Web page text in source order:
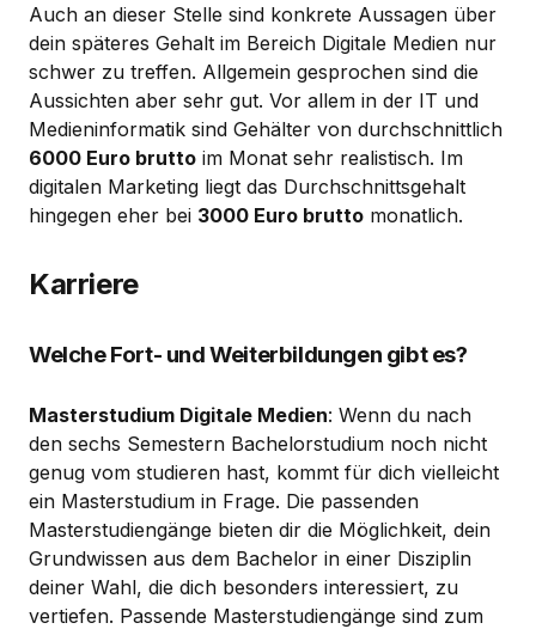
Auch an dieser Stelle sind konkrete Aussagen über
dein späteres Gehalt im Bereich Digitale Medien nur
schwer zu treffen. Allgemein gesprochen sind die
Aussichten aber sehr gut. Vor allem in der IT und
Medieninformatik sind Gehälter von durchschnittlich
6000 Euro brutto im Monat sehr realistisch. Im
digitalen Marketing liegt das Durchschnittsgehalt
hingegen eher bei 3000 Euro brutto monatlich.
Karriere
Welche Fort- und Weiterbildungen gibt es?
Masterstudium Digitale Medien: Wenn du nach
den sechs Semestern Bachelorstudium noch nicht
genug vom studieren hast, kommt für dich vielleicht
ein Masterstudium in Frage. Die passenden
Masterstudiengänge bieten dir die Möglichkeit, dein
Grundwissen aus dem Bachelor in einer Disziplin
deiner Wahl, die dich besonders interessiert, zu
vertiefen. Passende Masterstudiengänge sind zum